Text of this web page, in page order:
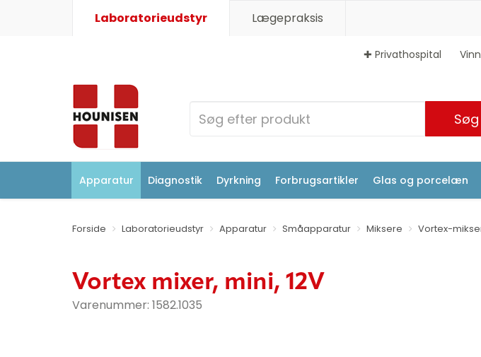
Laboratorieudstyr Lægepraksis
✚ Privathospital
Søg
Apparatur Diagnostik Dyrkning Forbrugsartikler Glas og porcelæn
Forside Laboratorieudstyr Apparatur Småapparatur Miksere Vortex-
Vortex mixer, mini, 12V
Varenummer: 1582.1035